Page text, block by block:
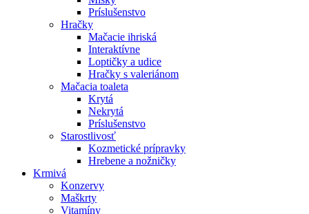
Príslušenstvo
Hračky
Mačacie ihriská
Interaktívne
Loptičky a udice
Hračky s valeriánom
Mačacia toaleta
Krytá
Nekrytá
Príslušenstvo
Starostlivosť
Kozmetické prípravky
Hrebene a nožničky
Krmivá
Konzervy
Maškrty
Vitamíny